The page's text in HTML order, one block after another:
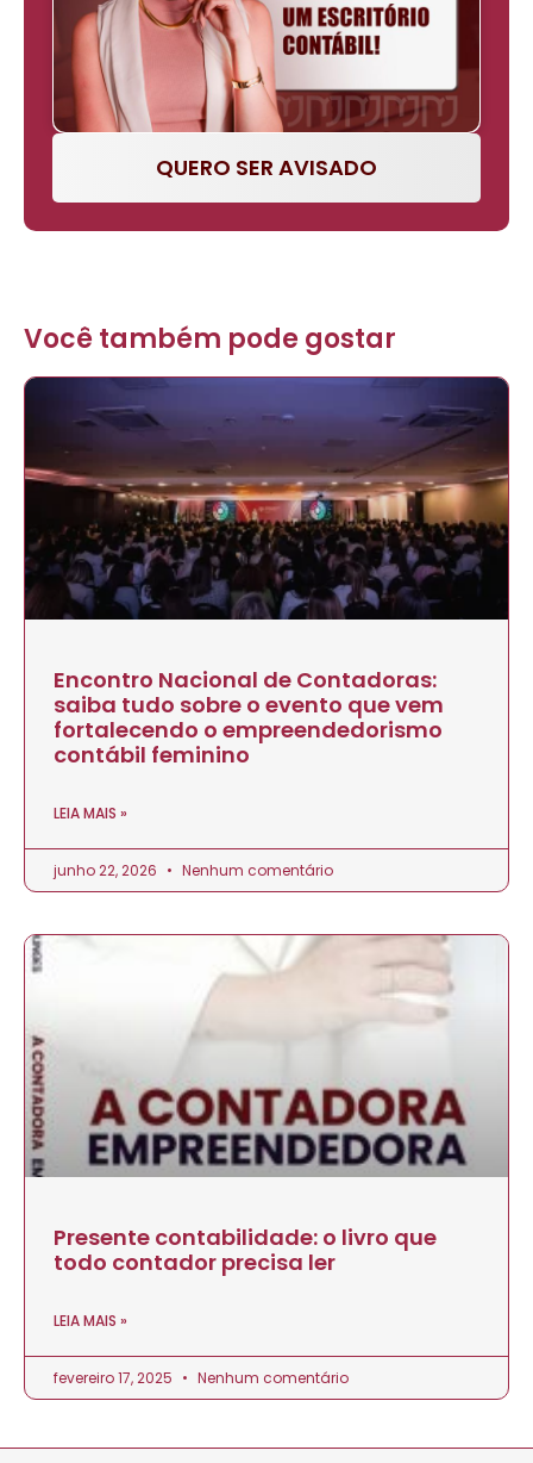
QUERO SER AVISADO
Você também pode gostar
Encontro Nacional de Contadoras:
saiba tudo sobre o evento que vem
fortalecendo o empreendedorismo
contábil feminino
LEIA MAIS »
junho 22, 2026 Nenhum comentário
Presente contabilidade: o livro que
todo contador precisa ler
LEIA MAIS »
fevereiro 17, 2025 Nenhum comentário